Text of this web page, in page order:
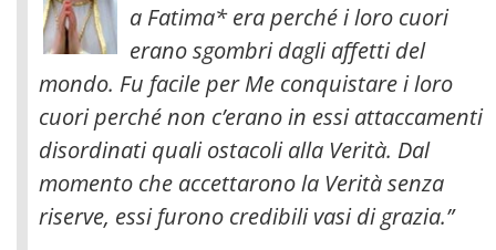
a Fatima* era perché i loro cuori
erano sgombri dagli affetti del
mondo. Fu facile per Me conquistare i loro
cuori perché non c’erano in essi attaccamenti
disordinati quali ostacoli alla Verità. Dal
momento che accettarono la Verità senza
riserve, essi furono credibili vasi di grazia.”